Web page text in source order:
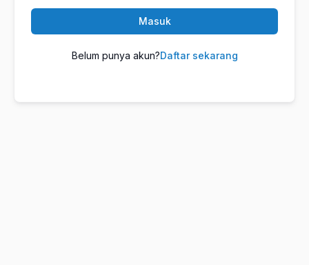
Masuk
Belum punya akun?Daftar sekarang